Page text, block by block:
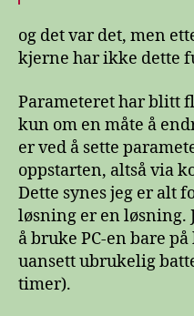
og det var det, men
kjerne har ikke dette
Parameteret har blitt
kun om en måte å
er ved å sette
oppstarten, altså via
Dette synes jeg er alt
løsning er en løsning.
å bruke PC-en bare
uansett ubrukelig
timer).